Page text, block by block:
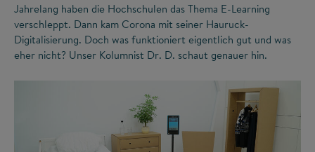
Jahrelang haben die Hochschulen das Thema E-Learning
verschleppt. Dann kam Corona mit seiner Hauruck-
Digitalisierung. Doch was funktioniert eigentlich gut und was
eher nicht? Unser Kolumnist Dr. D. schaut genauer hin.